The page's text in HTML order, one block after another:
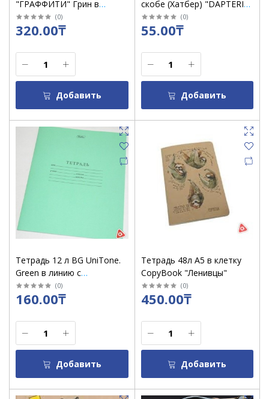
"ГРАФФИТИ" Грин в
клетку /12987/4
(0)
320.00₸
Добавить
скобе (Хатбер) "DAPTERI"
на казахском языке/уп 20
шт
(0)
55.00₸
Добавить
Тетрадь 12 л BG UniTone.
Green в линию с
пластиковой обложкой
/08906 /уп 10 шт
(0)
160.00₸
Добавить
Тетрадь 48л А5 в клетку
CopyBook "Ленивцы"
(0)
450.00₸
Добавить